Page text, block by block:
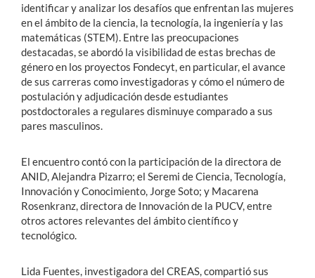
identificar y analizar los desafíos que enfrentan las mujeres
en el ámbito de la ciencia, la tecnología, la ingeniería y las
matemáticas (STEM). Entre las preocupaciones
destacadas, se abordó la visibilidad de estas brechas de
género en los proyectos Fondecyt, en particular, el avance
de sus carreras como investigadoras y cómo el número de
postulación y adjudicación desde estudiantes
postdoctorales a regulares disminuye comparado a sus
pares masculinos.
El encuentro contó con la participación de la directora de
ANID, Alejandra Pizarro; el Seremi de Ciencia, Tecnología,
Innovación y Conocimiento, Jorge Soto; y Macarena
Rosenkranz, directora de Innovación de la PUCV, entre
otros actores relevantes del ámbito científico y
tecnológico.
Lida Fuentes, investigadora del CREAS, compartió sus